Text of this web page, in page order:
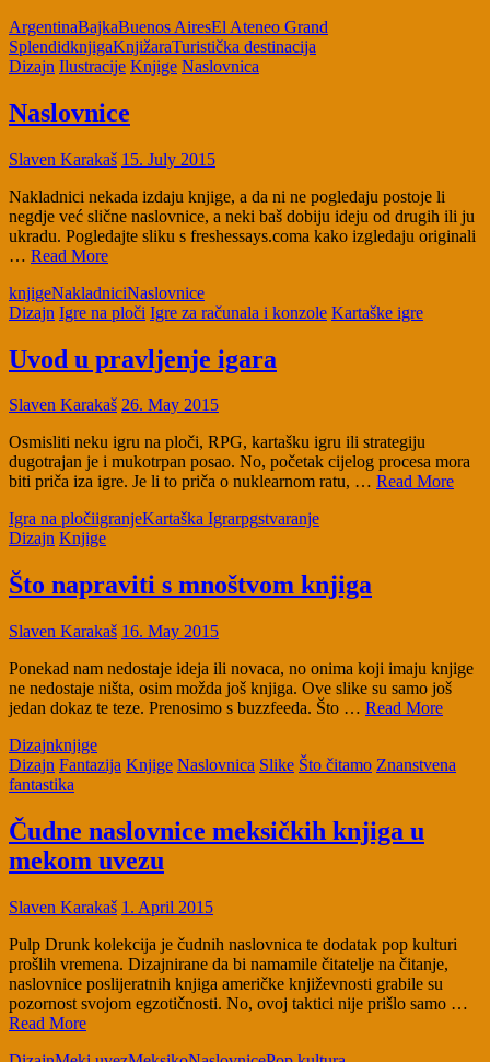
ArgentinaBajkaBuenos AiresEl Ateneo Grand
SplendidknjigaKnjižaraTuristička destinacija
Dizajn Ilustracije Knjige Naslovnica
Naslovnice
Slaven Karakaš 15. July 2015
Nakladnici nekada izdaju knjige, a da ni ne pogledaju postoje li
negdje već slične naslovnice, a neki baš dobiju ideju od drugih ili ju
ukradu. Pogledajte sliku s freshessays.coma kako izgledaju originali
… Read More
knjigeNakladniciNaslovnice
Dizajn Igre na ploči Igre za računala i konzole Kartaške igre
Uvod u pravljenje igara
Slaven Karakaš 26. May 2015
Osmisliti neku igru na ploči, RPG, kartašku igru ili strategiju
dugotrajan je i mukotrpan posao. No, početak cijelog procesa mora
biti priča iza igre. Je li to priča o nuklearnom ratu, … Read More
Igra na pločiigranjeKartaška Igrarpgstvaranje
Dizajn Knjige
Što napraviti s mnoštvom knjiga
Slaven Karakaš 16. May 2015
Ponekad nam nedostaje ideja ili novaca, no onima koji imaju knjige
ne nedostaje ništa, osim možda još knjiga. Ove slike su samo još
jedan dokaz te teze. Prenosimo s buzzfeeda. Što … Read More
Dizajnknjige
Dizajn Fantazija Knjige Naslovnica Slike Što čitamo Znanstvena
fantastika
Čudne naslovnice meksičkih knjiga u
mekom uvezu
Slaven Karakaš 1. April 2015
Pulp Drunk kolekcija je čudnih naslovnica te dodatak pop kulturi
prošlih vremena. Dizajnirane da bi namamile čitatelje na čitanje,
naslovnice poslijeratnih knjiga američke književnosti grabile su
pozornost svojom egzotičnosti. No, ovoj taktici nije prišlo samo …
Read More